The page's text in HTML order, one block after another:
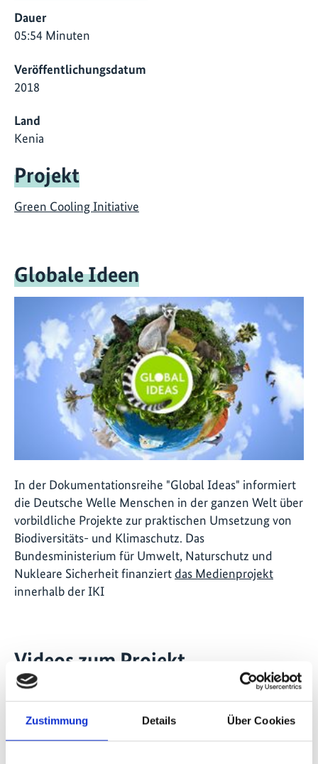
Zustimmung Details Über Cookies
Dauer
05:54 Minuten
Veröffentlichungsdatum
2018
Land
Kenia
Projekt
Green Cooling Initiative
Globale Ideen
In der Dokumentationsreihe "Global Ideas" informiert
die Deutsche Welle Menschen in der ganzen Welt über
vorbildliche Projekte zur praktischen Umsetzung von
Biodiversitäts- und Klimaschutz. Das
Bundesministerium für Umwelt, Naturschutz und
Nukleare Sicherheit finanziert das Medienprojekt
innerhalb der IKI
Videos zum Projekt
Diese Inhalte können nicht angezeigt werden, da die
hier, um die Cookies zu akzeptieren und das Video
anzuzeigen!